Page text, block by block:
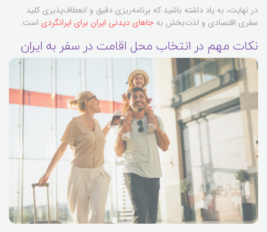
در نهایت، به یاد داشته باشید که برنامه‌ریزی دقیق و انعطاف‌پذیری کلید
سفری اقتصادی و لذت‌بخش به جاهای دیدنی ایران برای ایرانگردی است.
نکات مهم در انتخاب محل اقامت در سفر به ایران